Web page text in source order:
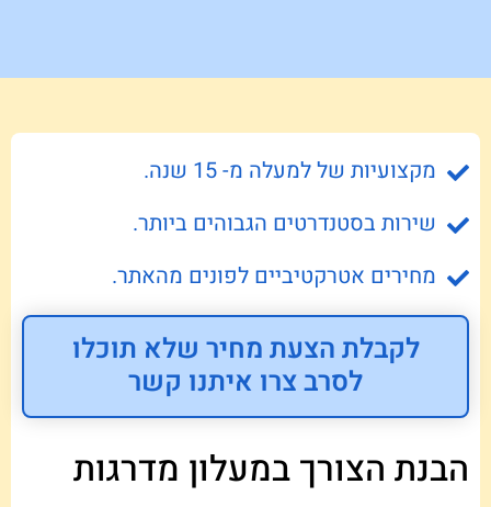
מקצועיות של למעלה מ- 15 שנה.
שירות בסטנדרטים הגבוהים ביותר.
מחירים אטרקטיביים לפונים מהאתר.
לקבלת הצעת מחיר שלא תוכלו
לסרב צרו איתנו קשר
הבנת הצורך במעלון מדרגות